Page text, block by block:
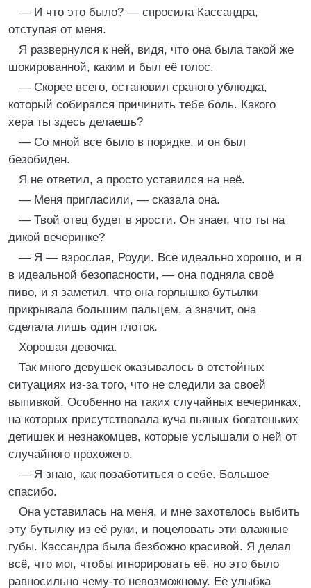
— И что это было? — спросила Кассандра,
отступая от меня.
Я развернулся к ней, видя, что она была такой же
шокированной, каким и был её голос.
— Скорее всего, остановил сраного ублюдка,
который собирался причинить тебе боль. Какого
хера ты здесь делаешь?
— Со мной все было в порядке, и он был
безобиден.
Я не ответил, а просто уставился на неё.
— Меня пригласили, — сказала она.
— Твой отец будет в ярости. Он знает, что ты на
дикой вечеринке?
— Я — взрослая, Роуди. Всё идеально хорошо, и я
в идеальной безопасности, — она подняла своё
пиво, и я заметил, что она горлышко бутылки
прикрывала большим пальцем, а значит, она
сделала лишь один глоток.
Хорошая девочка.
Так много девушек оказывалось в отстойных
ситуациях из-за того, что не следили за своей
выпивкой. Особенно на таких случайных вечеринках,
на которых присутствовала куча пьяных богатеньких
детишек и незнакомцев, которые услышали о ней от
случайного прохожего.
— Я знаю, как позаботиться о себе. Большое
спасибо.
Она уставилась на меня, и мне захотелось выбить
эту бутылку из её руки, и поцеловать эти влажные
губы. Кассандра была безбожно красивой. Я делал
всё, что мог, чтобы игнорировать её, но это было
равносильно чему-то невозможному. Её улыбка